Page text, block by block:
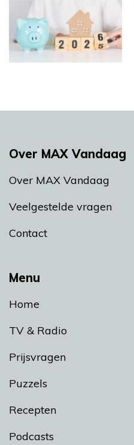
Menu
Home
TV & Radio
Prijsvragen
Puzzels
Recepten
Podcasts
Over MAX Vandaag
Over MAX Vandaag
Veelgestelde vragen
Contact